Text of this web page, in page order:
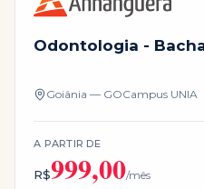
Odontologia -
Goiânia — GOCampus UNIA
A PARTIR DE
R$999,00/mês